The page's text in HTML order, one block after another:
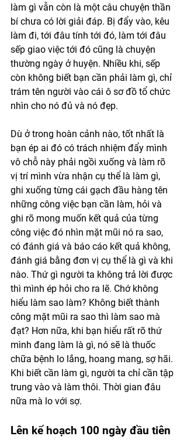
làm gì vẫn còn là một câu chuyện thần
bí chưa có lời giải đáp. Bị đẩy vào, kêu
làm đi, tới đâu tính tới đó, làm tới đâu
sếp giao việc tới đó cũng là chuyện
thường ngày ở huyện. Nhiều khi, sếp
còn không biết bạn cần phải làm gì, chỉ
trám tên người vào cái ô sơ đồ tổ chức
nhìn cho nó đủ và nó đẹp.
Dù ở trong hoàn cảnh nào, tốt nhất là
bạn ép ai đó có trách nhiệm đẩy mình
vô chỗ này phải ngồi xuống và làm rõ
vị trí mình vừa nhận cụ thể là làm gì,
ghi xuống từng cái gạch đầu hàng tên
những công việc bạn cần làm, hỏi và
ghi rõ mong muốn kết quả của từng
công việc đó nhìn mặt mũi nó ra sao,
có đánh giá và báo cáo kết quả không,
đánh giá bằng đơn vị cụ thể là gì và khi
nào. Thứ gì người ta không trả lời được
thì mình ép hỏi cho ra lẽ. Chớ không
hiểu làm sao làm? Không biết thành
công mặt mũi ra sao thì làm sao mà
đạt? Hơn nữa, khi bạn hiểu rất rõ thứ
mình đang làm là gì, nó sẽ là thuốc
chữa bệnh lo lắng, hoang mang, sợ hãi.
Khi biết cần làm gì, người ta chỉ cần tập
trung vào và làm thôi. Thời gian đâu
nữa mà lo với sợ.
Lên kế hoạch 100 ngày đầu tiên